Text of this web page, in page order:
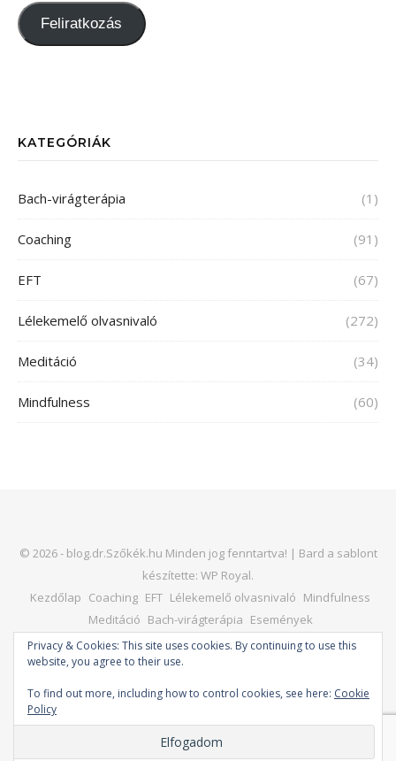
Feliratkozás
KATEGÓRIÁK
Bach-virágterápia (1)
Coaching (91)
EFT (67)
Lélekemelő olvasnivaló (272)
Meditáció (34)
Mindfulness (60)
© 2026 - blog.dr.Szőkék.hu Minden jog fenntartva! | Bard a sablont
készítette: WP Royal.
Kezdőlap Coaching EFT Lélekemelő olvasnivaló Mindfulness
Meditáció Bach-virágterápia Események
Kapcsolat – dr. Horváth Judit Honlap
VISSZA A TETEJÉRE
Privacy & Cookies: This site uses cookies. By continuing to use this
website, you agree to their use.
To find out more, including how to control cookies, see here: Cookie
Policy